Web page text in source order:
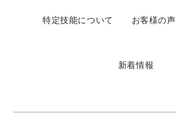
特定技能について お客様の声
新着情報